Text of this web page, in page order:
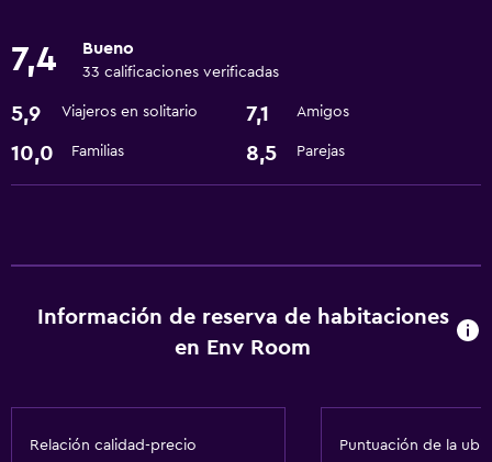
7,4 Bueno
33 calificaciones verificadas
5,9 Viajeros en solitario 7,1 Amigos
10,0 Familias 8,5 Parejas
Información de reserva de habitaciones
en Env Room
Relación calidad-precio Puntuación de la